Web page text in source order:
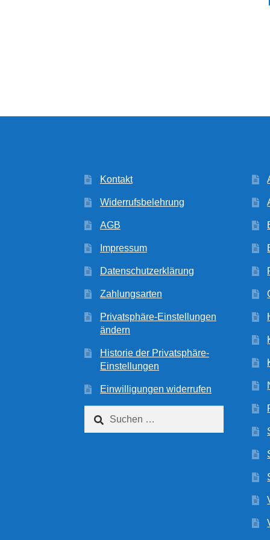
Kontakt
Widerrufsbelehrung
AGB
Impressum
Datenschutzerklärung
Zahlungsarten
Privatsphäre-Einstellungen
ändern
Historie der Privatsphäre-
Einstellungen
Einwilligungen widerrufen
nach: